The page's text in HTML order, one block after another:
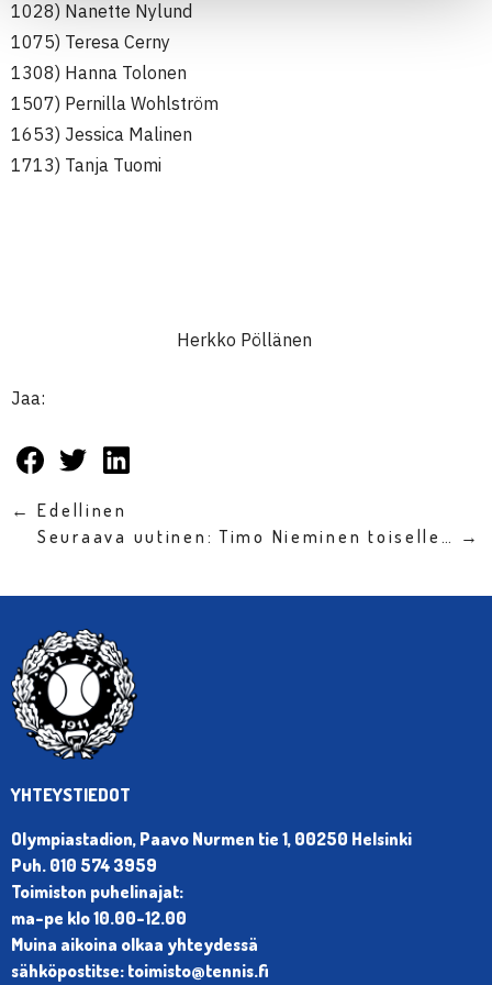
1028) Nanette Nylund
1075) Teresa Cerny
1308) Hanna Tolonen
1507) Pernilla Wohlström
1653) Jessica Malinen
1713) Tanja Tuomi
Herkko Pöllänen
Jaa:
← Edellinen
Seuraava uutinen: Timo Nieminen toiselle… →
YHTEYSTIEDOT
Olympiastadion, Paavo Nurmen tie 1, 00250 Helsinki
Puh. 010 574 3959
Toimiston puhelinajat:
ma-pe klo 10.00-12.00
Muina aikoina olkaa yhteydessä
sähköpostitse: toimisto@tennis.fi